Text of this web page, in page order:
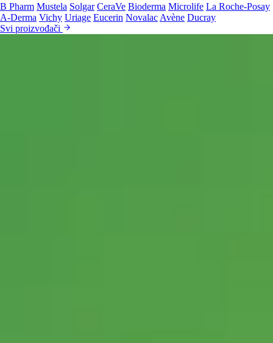
B Pharm Mustela Solgar CeraVe Bioderma Microlife La Roche-Posay
A-Derma Vichy Uriage Eucerin Novalac Avène Ducray
Svi proizvođači